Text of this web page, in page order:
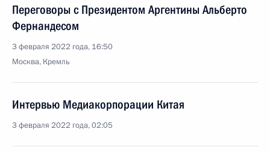
Переговоры с Президентом Аргентины Альберто
Фернандесом
3 февраля 2022 года, 16:50
Москва, Кремль
Интервью Медиакорпорации Китая
3 февраля 2022 года, 02:05